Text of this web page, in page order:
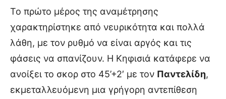
Το πρώτο μέρος της αναμέτρησης
χαρακτηρίστηκε από νευρικότητα και πολλά
λάθη, με τον ρυθμό να είναι αργός και τις
φάσεις να σπανίζουν. Η Κηφισιά κατάφερε να
ανοίξει το σκορ στο 45’+2′ με τον Παντελίδη,
εκμεταλλευόμενη μια γρήγορη αντεπίθεση